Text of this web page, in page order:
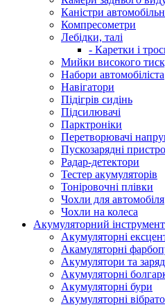
Каністри
Компресометри
Лебідки, талі
- Каретки і
Мийки високого
Набори автомобіліста
Навігатори
Підігрів сидінь
Підсилювачі
Парктроніки
Перетворювачі
Пускозарядні
Радар-детектори
Тестер акумуляторів
Тоніровочні плівки
Чохли для автомобіля
Чохли на колеса
Акумуляторний інструмент
Акумуляторні
Акамуляторні
Акумулятори та
Акумуляторні
Акумуляторні бури
Акумуляторні